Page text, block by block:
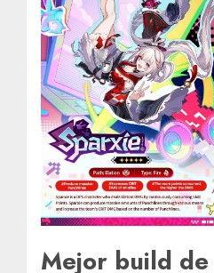
Mejor build de